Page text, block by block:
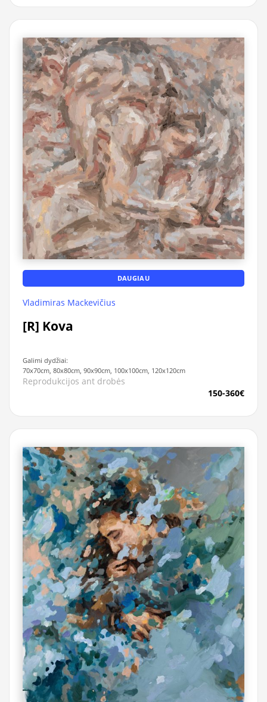
DAUGIAU
Vladimiras Mackevičius
[R] Kova
Galimi dydžiai:
70x70cm, 80x80cm, 90x90cm, 100x100cm, 120x120cm
Reprodukcijos ant drobės
150-360€